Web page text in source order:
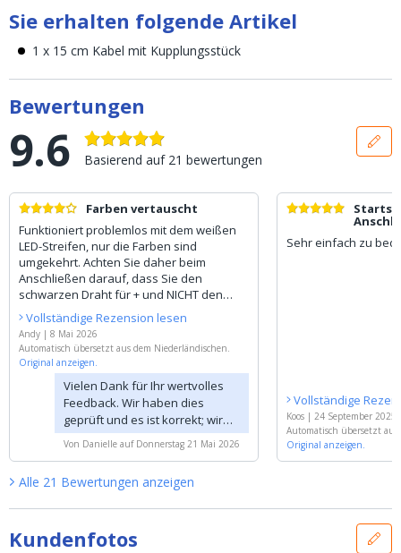
Sie erhalten folgende Artikel
1 x 15 cm Kabel mit Kupplungsstück
Bewertungen
9.6 Basierend auf 21 bewertungen
Farben vertauscht
Funktioniert problemlos mit dem weißen
LED-Streifen, nur die Farben sind
umgekehrt. Achten Sie daher beim
Anschließen darauf, dass Sie den
schwarzen Draht für + und NICHT den
roten verwenden.
Diesen Unterschied können Sie auch in
dem anderen Artikel sehen, in dem Sie
diese Verbindung für eine Eckverbindung
verwenden; dort befindet sich das + an
der richtigen Stelle.
Vollständige Rezension lesen
Andy | 8 Mai 2026
Automatisch übersetzt aus dem Niederländischen.
Original anzeigen.
Vielen Dank für Ihr wertvolles
Feedback. Wir haben dies
geprüft und es ist korrekt; wir
werden daher sicherstellen,
dass dies in der neuen
wird.
Von Danielle auf Donnerstag 21 Mai 2026
Sehr einfach zu
Vollständige
Koos| 24 September 2025
Automatisch übersetzt
Original anzeigen.
Alle 21 Bewertungen anzeigen
Kundenfotos